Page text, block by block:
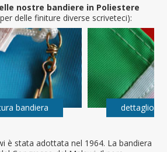
è stata adottata nel 1964. La bandiera
nostre bandiere in Poliestere
delle finiture diverse scriveteci):
bandiera dettaglio